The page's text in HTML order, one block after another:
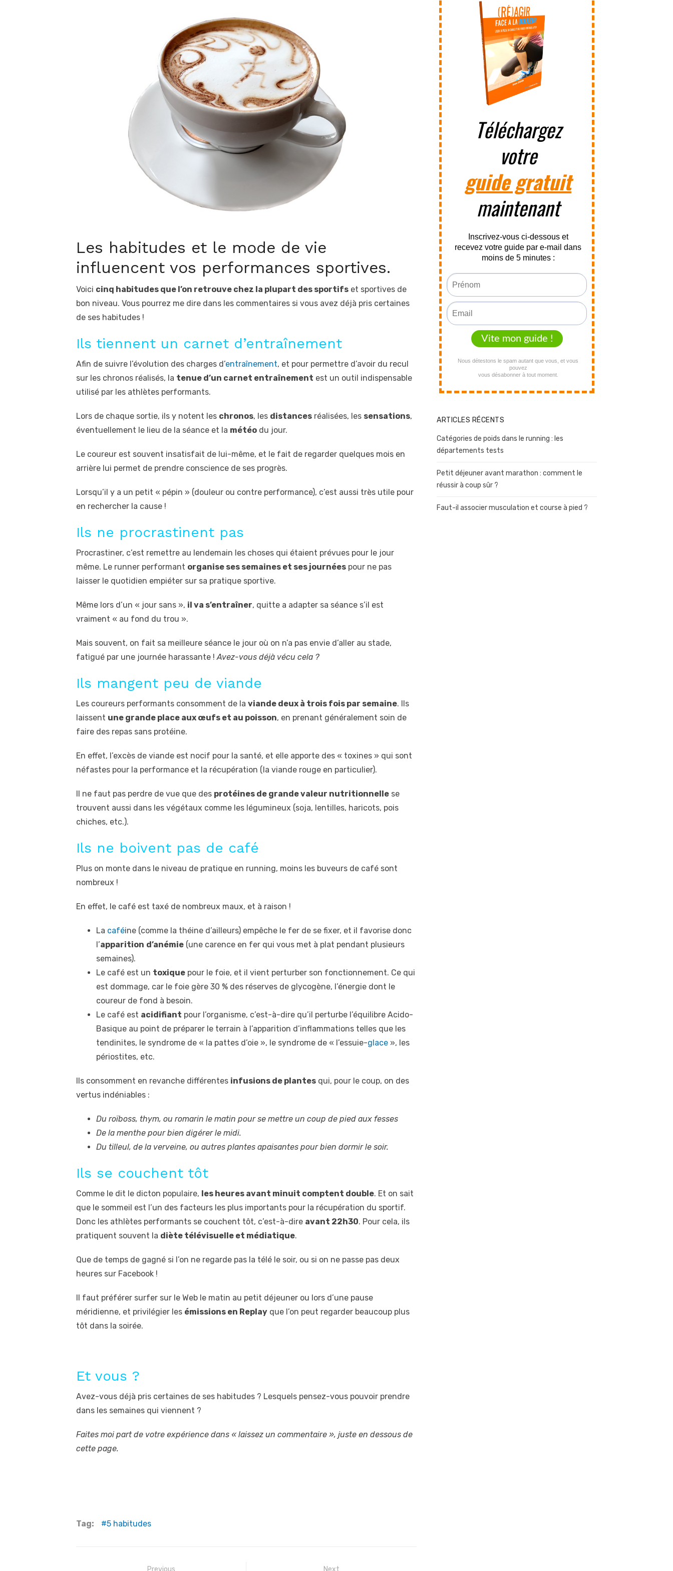
Les habitudes et le mode de vie
influencent vos performances sportives.
Voici cinq habitudes que l’on retrouve chez la plupart des sportifs et sportives de
bon niveau. Vous pourrez me dire dans les commentaires si vous avez déjà pris certaines
de ses habitudes !
Ils tiennent un carnet d’entraînement
Afin de suivre l’évolution des charges d’entraînement, et pour permettre d’avoir du recul
sur les chronos réalisés, la tenue d’un carnet entraînement est un outil indispensable
utilisé par les athlètes performants.
Lors de chaque sortie, ils y notent les chronos, les distances réalisées, les sensations,
éventuellement le lieu de la séance et la météo du jour.
Le coureur est souvent insatisfait de lui-même, et le fait de regarder quelques mois en
arrière lui permet de prendre conscience de ses progrès.
Lorsqu’il y a un petit « pépin » (douleur ou contre performance), c’est aussi très utile pour
en rechercher la cause !
Ils ne procrastinent pas
Procrastiner, c’est remettre au lendemain les choses qui étaient prévues pour le jour
même. Le runner performant organise ses semaines et ses journées pour ne pas
laisser le quotidien empiéter sur sa pratique sportive.
Même lors d’un « jour sans », il va s’entraîner, quitte a adapter sa séance s’il est
vraiment « au fond du trou ».
Mais souvent, on fait sa meilleure séance le jour où on n’a pas envie d’aller au stade,
fatigué par une journée harassante !Avez-vous déjà vécu cela ?
Ils mangent peu de viande
Les coureurs performants consomment de la viande deux à trois fois par semaine. Ils
laissent une grande place aux œufs et au poisson, en prenant généralement soin de
faire des repas sans protéine.
En effet, l’excès de viande est nocif pour la santé, et elle apporte des « toxines » qui sont
néfastes pour la performance et la récupération (la viande rouge en particulier).
Il ne faut pas perdre de vue que des protéines de grande valeur nutritionnelle se
trouvent aussi dans les végétaux comme les légumineux (soja, lentilles, haricots, pois
chiches, etc.).
Ils ne boivent pas de café
Plus on monte dans le niveau de pratique en running, moins les buveurs de café sont
nombreux !
En effet, le café est taxé de nombreux maux, et à raison !
La caféine (comme la théine d’ailleurs) empêche le fer de se fixer, et il favorise donc
l’apparition d’anémie (une carence en fer qui vous met à plat pendant plusieurs
semaines).
Le café est un toxique pour le foie, et il vient perturber son fonctionnement. Ce qui
est dommage, car le foie gère 30 % des réserves de glycogène, l’énergie dont le
coureur de fond à besoin.
Le café est acidifiant pour l’organisme, c’est-à-dire qu’il perturbe l’équilibre Acido-
Basique au point de préparer le terrain à l’apparition d’inflammations telles que les
tendinites, le syndrome de « la pattes d’oie », le syndrome de « l’essuie-glace », les
périostites, etc.
Ils consomment en revanche différentes infusions de plantes qui, pour le coup, on des
vertus indéniables :
Du roïboss, thym, ou romarin le matin pour se mettre un coup de pied aux fesses
De la menthe pour bien digérer le midi.
Du tilleul, de la verveine, ou autres plantes apaisantes pour bien dormir le soir.
Ils se couchent tôt
Comme le dit le dicton populaire, les heures avant minuit comptent double. Et on sait
que le sommeil est l’un des facteurs les plus importants pour la récupération du sportif.
Donc les athlètes performants se couchent tôt, c’est-à-dire avant 22h30. Pour cela, ils
pratiquent souvent la diète télévisuelle et médiatique.
Que de temps de gagné si l’on ne regarde pas la télé le soir, ou si on ne passe pas deux
heures sur Facebook !
Il faut préférer surfer sur le Web le matin au petit déjeuner ou lors d’une pause
méridienne, et privilégier les émissions en Replay que l’on peut regarder beaucoup plus
tôt dans la soirée.
Et vous ?
Avez-vous déjà pris certaines de ses habitudes ? Lesquels pensez-vous pouvoir prendre
dans les semaines qui viennent ?
Faites moi part de votre expérience dans « laissez un commentaire », juste en dessous de
cette page.
Tag: 5 habitudes
ARTICLES RÉCENTS
Catégories de poids dans le running : les
départements tests
Petit déjeuner avant marathon : comment le
réussir à coup sûr ?
Faut-il associer musculation et course à pied ?